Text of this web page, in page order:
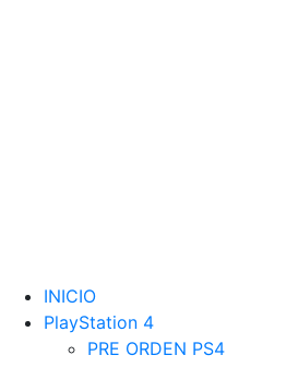
INICIO
PlayStation 4
PRE ORDEN PS4